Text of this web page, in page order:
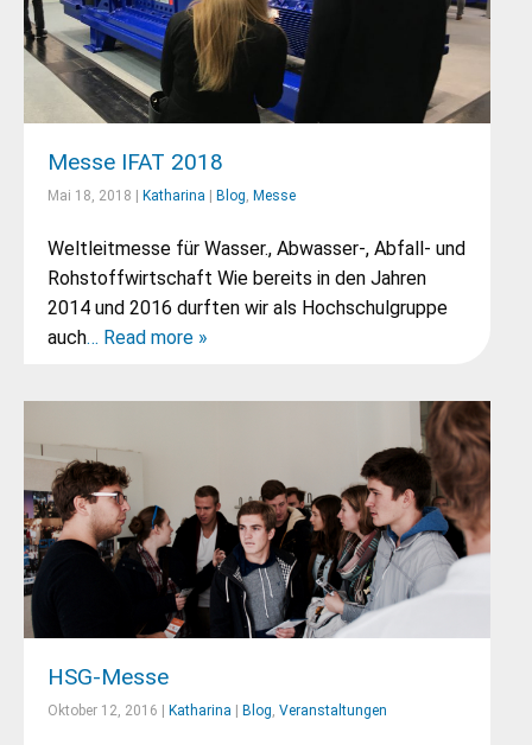
Messe IFAT 2018
Mai 18, 2018 | Katharina Blog, Messe
Weltleitmesse für Wasser., Abwasser-, Abfall- und
Rohstoffwirtschaft Wie bereits in den Jahren
2014 und 2016 durften wir als Hochschulgruppe
auch… Read more »
HSG-Messe
Oktober 12, 2016 | Katharina Blog, Veranstaltungen